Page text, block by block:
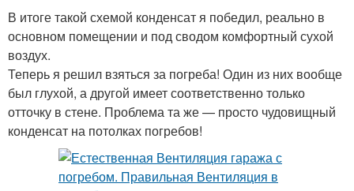
В итоге такой схемой конденсат я победил, реально в
основном помещении и под сводом комфортный сухой
воздух.
Теперь я решил взяться за погреба! Один из них вообще
был глухой, а другой имеет соответственно только
отточку в стене. Проблема та же — просто чудовищный
конденсат на потолках погребов!